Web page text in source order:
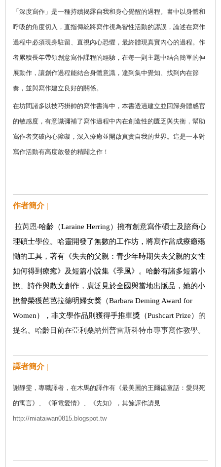
「深度寫作」是一種持續揭露自我和身心覺醒的過程。書中以身體和
呼吸的角度切入，直指傳統將寫作視為智性活動的謬誤，論述在寫作
過程中必須現身駐留、直視內心恐懼，最終體現真實內心的過程。作
者累積長年帶領創意寫作課程的經驗，在每一則主題中結合簡單的伸
展動作，讓創作過程能結合身體意識，達到集中覺知、找到內在節
奏，並與寫作建立良好的關係。
在坊間諸多以技巧掛帥的寫作書海中，本書透過建立並回歸身體感官
的敏感度，有意識彌補了寫作過程中內在創造性的匱乏與失衡，幫助
寫作者突破內心障礙，深入療癒並開啟真實自我的世界。這是一本對
寫作活動有高度啟發的精闢之作！
作者簡介 |
拉芮恩‧哈齡（Laraine Herring）擁有創意寫作碩士及諮商心
理碩士學位。哈靈開發了無數的工作坊，將寫作當成療癒殤
慟的工具，著有《失去的父親：青少年時期失去父親的女性
如何得到療癒》及短篇小說集《季風》。哈齡有諸多短篇小
說、詩作與散文創作，廣泛見於全國與當地出版品，她的小
說曾榮獲芭芭拉德明婦女獎（Barbara Deming Award for
Women），非文學作品則獲得手推車獎（Pushcart Prize） 的
提名。哈齡目前在亞利桑納州普雷斯科特市專事寫作教學。
譯者簡介 |
謝靜雯，專職譯者，在木馬的譯作有《最美麗的王爾德童話：愛與死
的寓言》、《筆電愛情》、《先知》，其餘譯作請見
http://miataiwan0815.blogspot.tw